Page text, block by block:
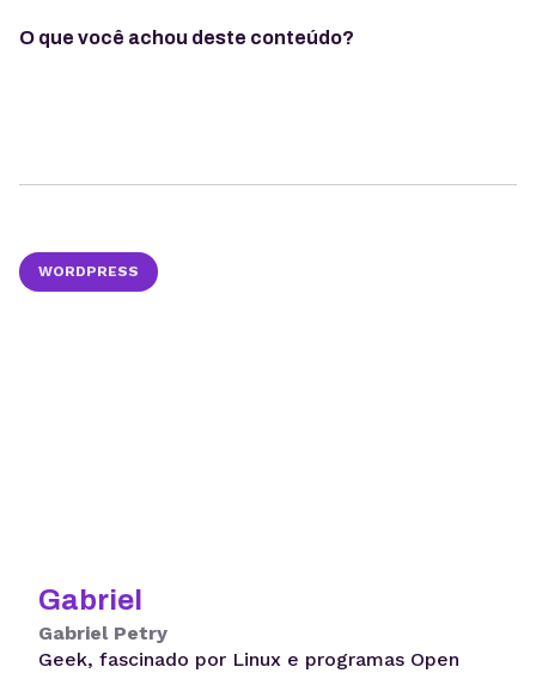
O que você achou deste conteúdo?
WORDPRESS
Gabriel
Gabriel Petry
Geek, fascinado por Linux e programas Open